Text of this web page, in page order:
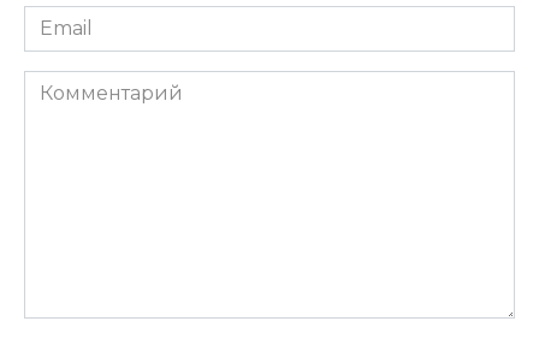
Email
*
Комментарий